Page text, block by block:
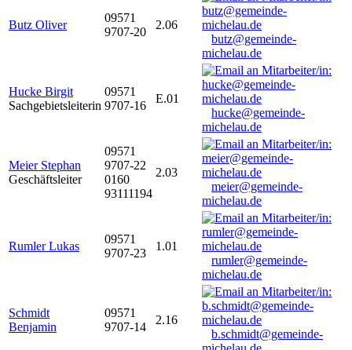
Butz Oliver
09571
9707-20
2.06
butz@gemeinde-
michelau.de
Hucke Birgit
Sachgebietsleiterin
09571
9707-16
E.01
hucke@gemeinde-
michelau.de
Meier Stephan
Geschäftsleiter
09571
9707-22
0160
93111194
2.03
meier@gemeinde-
michelau.de
Rumler Lukas
09571
9707-23
1.01
rumler@gemeinde-
michelau.de
Schmidt
Benjamin
09571
9707-14
2.16
b.schmidt@gemeinde-